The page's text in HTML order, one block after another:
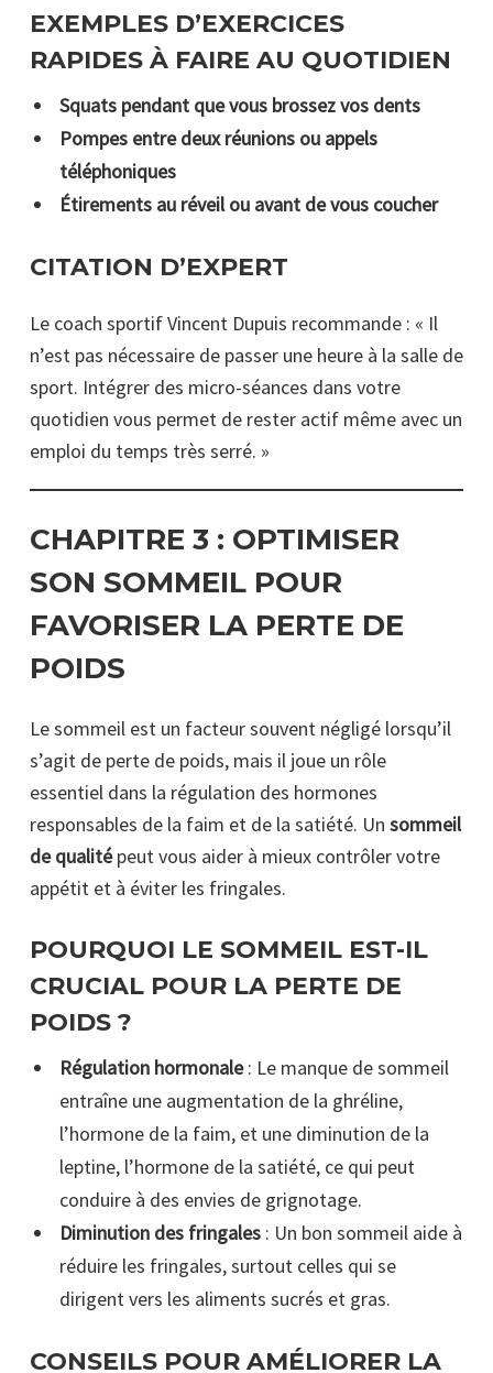
EXEMPLES D’EXERCICES
RAPIDES À FAIRE AU QUOTIDIEN
Squats pendant que vous brossez vos dents
Pompes entre deux réunions ou appels
téléphoniques
Étirements au réveil ou avant de vous coucher
CITATION D’EXPERT
Le coach sportif Vincent Dupuis recommande : « Il
n’est pas nécessaire de passer une heure à la salle de
sport. Intégrer des micro-séances dans votre
quotidien vous permet de rester actif même avec un
emploi du temps très serré. »
CHAPITRE 3 : OPTIMISER
SON SOMMEIL POUR
FAVORISER LA PERTE DE
POIDS
Le sommeil est un facteur souvent négligé lorsqu’il
s’agit de perte de poids, mais il joue un rôle
essentiel dans la régulation des hormones
responsables de la faim et de la satiété. Un sommeil
de qualitépeut vous aider à mieux contrôler votre
appétit et à éviter les fringales.
POURQUOI LE SOMMEIL EST-IL
CRUCIAL POUR LA PERTE DE
POIDS ?
Régulation hormonale: Le manque de sommeil
entraîne une augmentation de la ghréline,
l’hormone de la faim, et une diminution de la
leptine, l’hormone de la satiété, ce qui peut
conduire à des envies de grignotage.
Diminution des fringales: Un bon sommeil aide à
réduire les fringales, surtout celles qui se
dirigent vers les aliments sucrés et gras.
CONSEILS POUR AMÉLIORER LA